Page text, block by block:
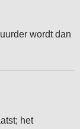
wordt dan
het